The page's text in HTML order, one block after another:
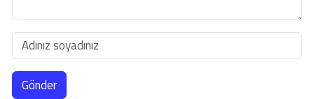
Gönder